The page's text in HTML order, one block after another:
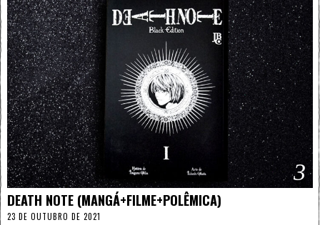
3
DEATH NOTE (MANGÁ+FILME+POLÊMICA)
23 DE OUTUBRO DE 2021